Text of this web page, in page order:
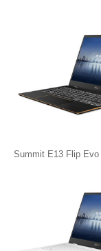
Summit E13 Flip